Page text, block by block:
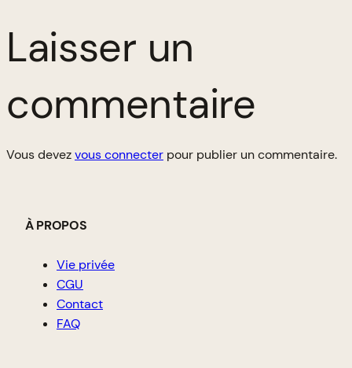
Laisser un
commentaire
Vous devezvous connecter pour publier un commentaire.
À PROPOS
Vie privée
CGU
Contact
FAQ